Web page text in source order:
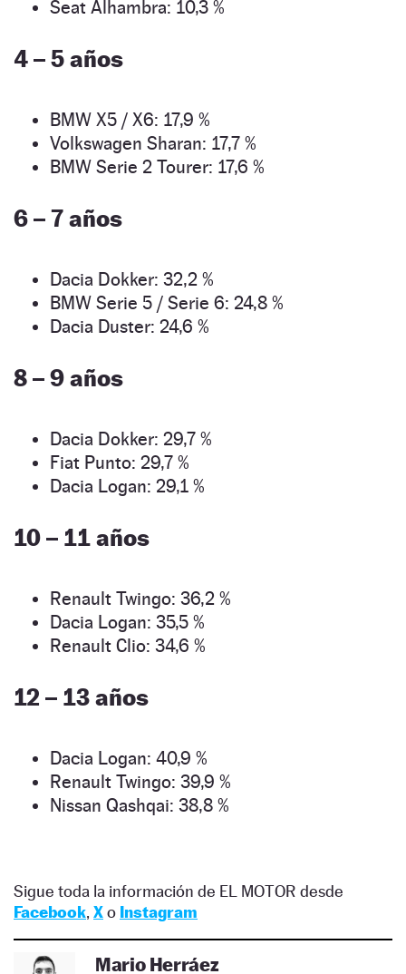
Seat Alhambra: 10,3 %
4 – 5 años
BMW X5 / X6: 17,9 %
Volkswagen Sharan: 17,7 %
BMW Serie 2 Tourer: 17,6 %
6 – 7 años
Dacia Dokker: 32,2 %
BMW Serie 5 / Serie 6: 24,8 %
Dacia Duster: 24,6 %
8 – 9 años
Dacia Dokker: 29,7 %
Fiat Punto: 29,7 %
Dacia Logan: 29,1 %
10 – 11 años
Renault Twingo: 36,2 %
Dacia Logan: 35,5 %
Renault Clio: 34,6 %
12 – 13 años
Dacia Logan: 40,9 %
Renault Twingo: 39,9 %
Nissan Qashqai: 38,8 %
Sigue toda la información de EL MOTOR desde
Facebook, Xo Instagram
Mario Herráez